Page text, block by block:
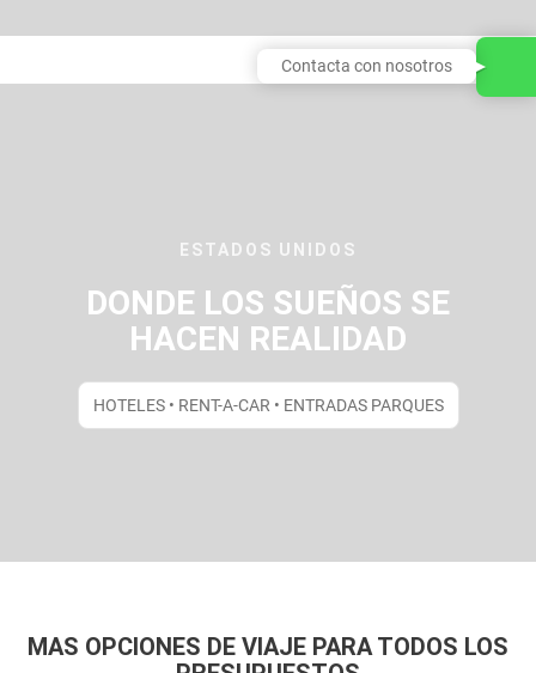
ESTADOS UNIDOS
DONDE LOS SUEÑOS SE
HACEN REALIDAD
HOTELES • RENT-A-CAR • ENTRADAS PARQUES
MAS OPCIONES DE VIAJE PARA TODOS LOS
Contacta con nosotros